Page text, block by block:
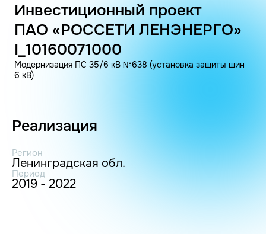
Инвестиционный проект
ПАО «РОССЕТИ ЛЕНЭНЕРГО»
I_10160071000
Модернизация ПС 35/6 кВ №638 (установка защиты шин
6 кВ)
Реализация
Регион
Ленинградская обл.
Период
2019 - 2022